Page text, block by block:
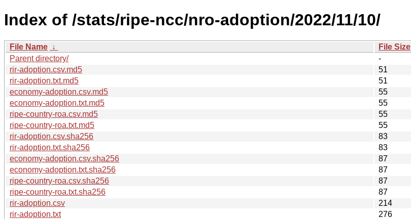
Index of /stats/ripe-ncc/nro-adoption/2022/11/10/
File Name ↓ File Size
Parent directory/
-
rir-adoption.csv.md5
51
rir-adoption.txt.md5
51
economy-adoption.csv.md5
55
economy-adoption.txt.md5
55
ripe-country-roa.csv.md5
55
ripe-country-roa.txt.md5
55
rir-adoption.csv.sha256
83
rir-adoption.txt.sha256
83
economy-adoption.csv.sha256
87
economy-adoption.txt.sha256
87
ripe-country-roa.csv.sha256
87
ripe-country-roa.txt.sha256
87
rir-adoption.csv
214
rir-adoption.txt
276